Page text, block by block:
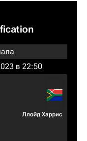
в 22:50
Ллойд Харрис